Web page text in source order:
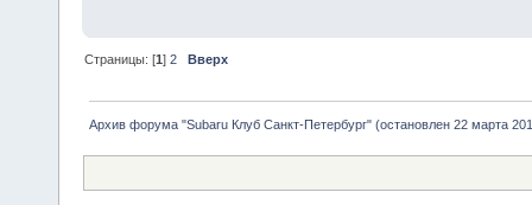
Страницы: [1]2 Вверх
Архив форума "Subaru Клуб Санкт-Петербург" (остановлен 22 марта